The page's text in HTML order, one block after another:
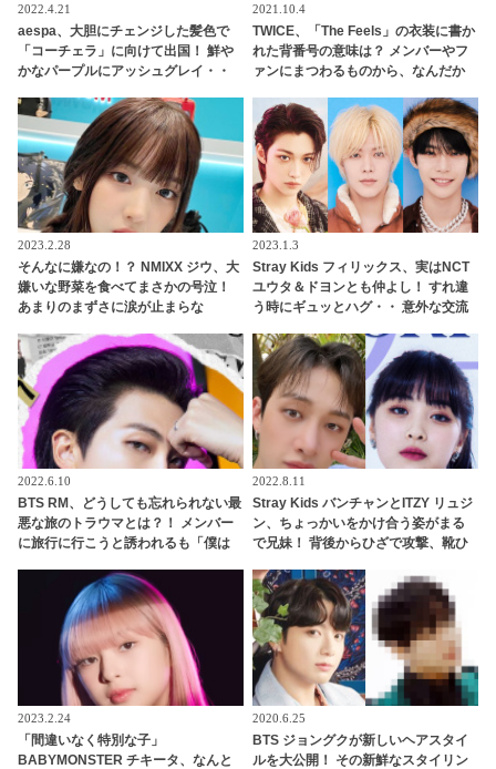
2022.4.21
aespa、大胆にチェンジした髪色で
「コーチェラ」に向けて出国！ 鮮や
かなパープルにアッシュグレイ・・
全一致のその姿に悶絶
2021.10.4
TWICE、「The Feels」の衣装に書か
れた背番号の意味は？ メンバーやフ
ァンにまつわるものから、なんだか
なるその意味とは？
2023.2.28
そんなに嫌なの！？ NMIXX ジウ、大
嫌いな野菜を食べてまさかの号泣！
あまりのまずさに涙が止まらな
賛の声
2023.1.3
Stray Kids フィリックス、実はNCT
ユウタ＆ドヨンとも仲よし！ すれ違
う時にギュッとハグ・・ 意外な交流
2022.6.10
BTS RM、どうしても忘れられない最
悪な旅のトラウマとは？！ メンバー
に旅行に行こうと誘われるも「僕は
2022.8.11
Stray Kids バンチャンとITZY リュジ
ン、ちょっかいをかけ合う姿がまる
で兄妹！ 背後からひざで攻撃、靴ひ
JYPアーティストのやり取りにほっこ
り
2023.2.24
「間違いなく特別な子」
BABYMONSTER チキータ、なんと
2020.6.25
BTS ジョングクが新しいヘアスタイ
ルを大公開！ その新鮮なスタイリン